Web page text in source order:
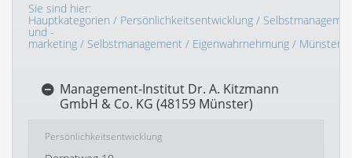
Sie sind hier:
Hauptkategorien / Persönlichkeitsentwicklung /
und -
marketing / Selbstmanagement / Eigenwahrnehmung / Münster
Management-Institut Dr. A. Kitzmann
GmbH & Co. KG (48159 Münster)
Persönlichkeitsentwicklung